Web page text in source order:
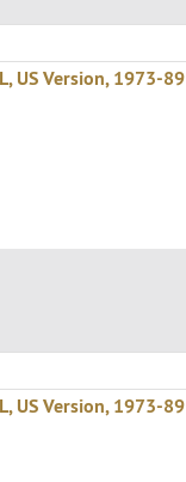
US Version, 1973-89
US Version, 1973-89